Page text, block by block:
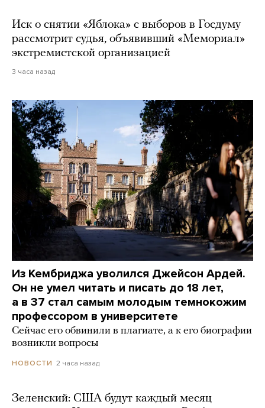
Иск о снятии «Яблока» с выборов в Госдуму
рассмотрит судья, объявивший «Мемориал»
экстремистской организацией
3 часа назад
Из Кембриджа уволился Джейсон Ардей.
Он не умел читать и писать до 18 лет,
а в 37 стал самым молодым темнокожим
профессором в университете
Сейчас его обвинили в плагиате, а к его биографии
возникли вопросы
НОВОСТИ 2 часа назад
Зеленский: США будут каждый месяц